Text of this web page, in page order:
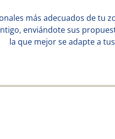
más adecuados de tu
enviándote sus
la que mejor se adapte a